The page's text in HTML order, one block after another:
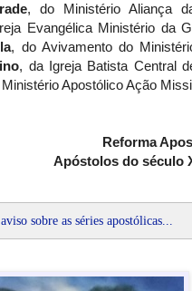
, do Ministério Aliança
Evangélica Ministério da
, do Avivamento do
, da Igreja Batista Central
Apostólico Ação
Reforma
Apóstolos do século
aviso sobre as séries apostólicas...